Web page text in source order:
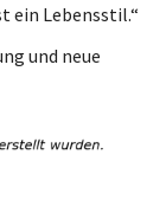
ein Lebensstil.“
und neue